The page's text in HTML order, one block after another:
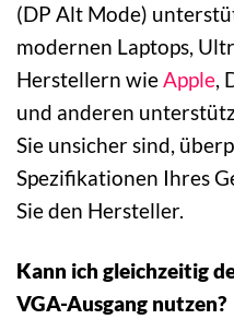
(DP Alt Mode)
modernen Laptops,
Herstellern wieApple,
und anderen
Sie unsicher sind,
Spezifikationen Ihres
Sie den Hersteller.
Kann ich gleichzeitig
VGA-Ausgang nutzen?